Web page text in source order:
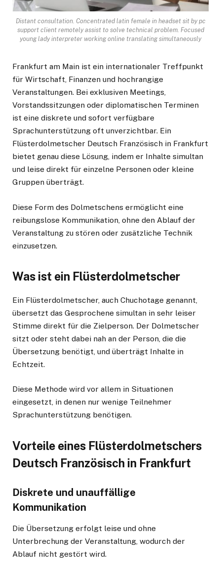
Distant consultation. Concentrated latin female in headset sit by pc
support client remotely assist to solve technical problem. Focused
young lady interpreter working online translating simultaneously
Frankfurt am Main ist ein internationaler Treffpunkt
für Wirtschaft, Finanzen und hochrangige
Veranstaltungen. Bei exklusiven Meetings,
Vorstandssitzungen oder diplomatischen Terminen
ist eine diskrete und sofort verfügbare
Sprachunterstützung oft unverzichtbar. Ein
Flüsterdolmetscher Deutsch Französisch in Frankfurt
bietet genau diese Lösung, indem er Inhalte simultan
und leise direkt für einzelne Personen oder kleine
Gruppen überträgt.
Diese Form des Dolmetschens ermöglicht eine
reibungslose Kommunikation, ohne den Ablauf der
Veranstaltung zu stören oder zusätzliche Technik
einzusetzen.
Was ist ein Flüsterdolmetscher
Ein Flüsterdolmetscher, auch Chuchotage genannt,
übersetzt das Gesprochene simultan in sehr leiser
Stimme direkt für die Zielperson. Der Dolmetscher
sitzt oder steht dabei nah an der Person, die die
Übersetzung benötigt, und überträgt Inhalte in
Echtzeit.
Diese Methode wird vor allem in Situationen
eingesetzt, in denen nur wenige Teilnehmer
Sprachunterstützung benötigen.
Vorteile eines Flüsterdolmetschers
Deutsch Französisch in Frankfurt
Diskrete und unauffällige
Kommunikation
Die Übersetzung erfolgt leise und ohne
Unterbrechung der Veranstaltung, wodurch der
Ablauf nicht gestört wird.